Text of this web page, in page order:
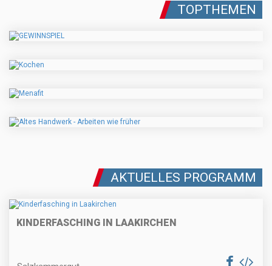
TOPTHEMEN
AKTUELLES PROGRAMM
KINDERFASCHING IN LAAKIRCHEN